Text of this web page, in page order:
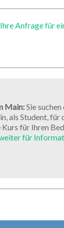
Anfrage für
Main:Sie
als Student,
für Ihren
weiter für